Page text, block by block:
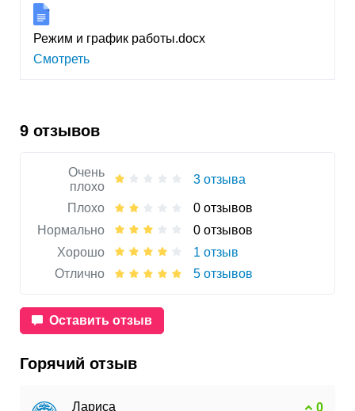
Режим и график работы.docx
Смотреть
9 отзывов
Очень
плохо
3 отзыва
Плохо
0 отзывов
Нормально
0 отзывов
Хорошо
1 отзыв
Отлично
5 отзывов
Оставить отзыв
Горячий отзыв
Лариса 0